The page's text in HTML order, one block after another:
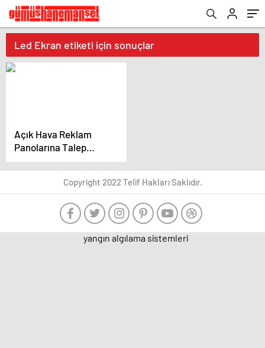
Led Ekran etiketi için sonuçlar
Açık Hava Reklam
Panolarına Talep
Artıyor
Copyright 2022 Telif Hakları Saklıdır.
yangın algılama sistemleri